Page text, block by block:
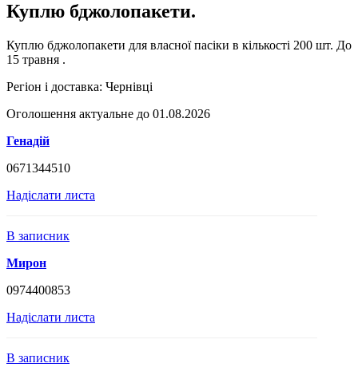
Куплю бджолопакети.
Куплю бджолопакети для власної пасіки в кількості 200 шт. До
15 травня .
Регіон і доставка: Чернівці
Оголошення актуальне до 01.08.2026
Генадій
0671344510
Надіслати листа
В записник
Мирон
0974400853
Надіслати листа
В записник